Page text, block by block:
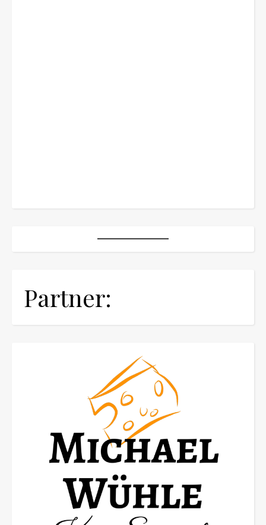
Partner: